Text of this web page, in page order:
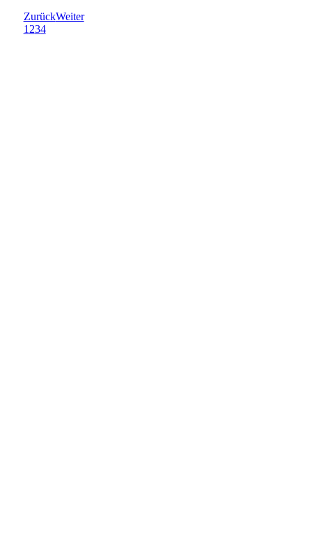
ZurückWeiter
1 234